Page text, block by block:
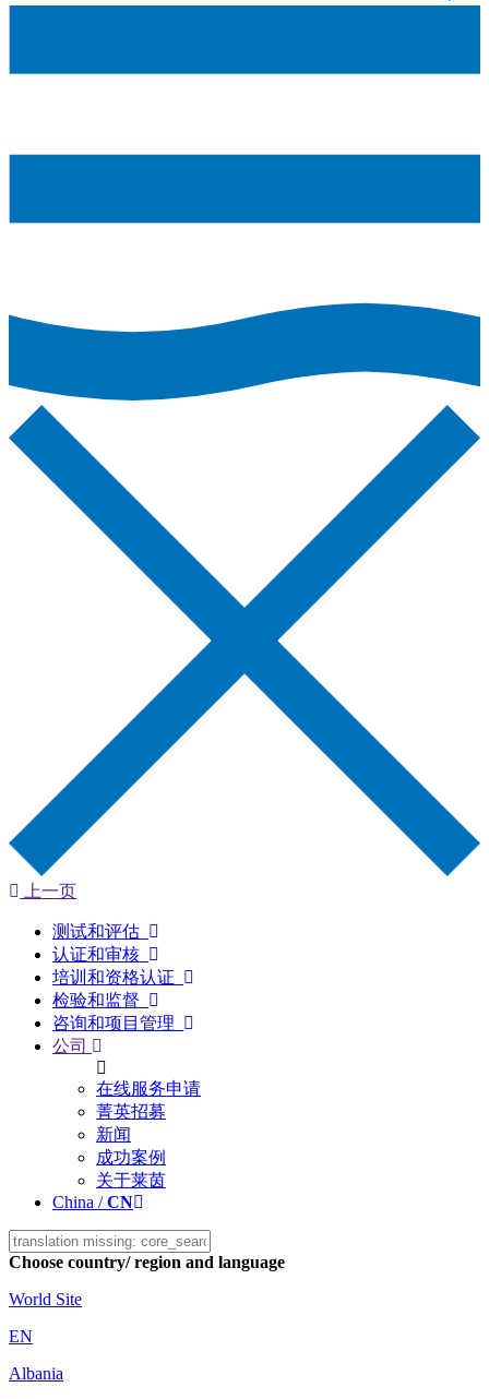
上一页
测试和评估
认证和审核
培训和资格认证
检验和监督
咨询和项目管理
公司
在线服务申请
菁英招募
新闻
成功案例
关于莱茵
China /CN
Choose country/ region and language
World Site
EN
Albania